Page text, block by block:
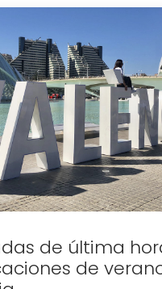
total de sol en
el 12 de
ciudad se